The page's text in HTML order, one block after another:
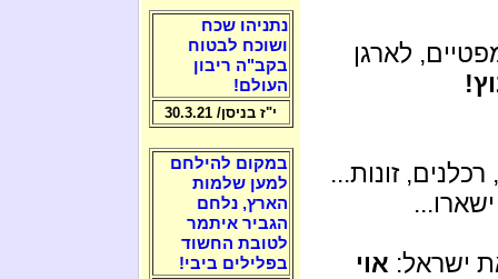
לארגן
זונות...
ישראל: אוי
נתניהו שכח
ושוכח לבטוח
בקב"ה ריבון
העולם!
י"ז בניסן/ 30.3.21
במקום להילחם
למען שלמות
הארץ, נלחם
הגביר איתמר
לטובת החשוד
בפלילים ביבי!